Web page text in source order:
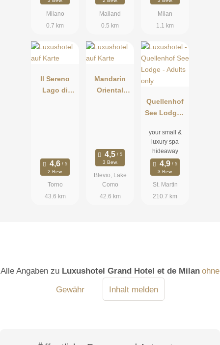
Milano
0.7 km
Mailand
0.5 km
Milan
1.1 km
Il Sereno
Lago di
2 Bew.
Torno
43.6 km
Mandarin
Oriental
3 Bew.
Blevio, Lake
Como
42.6 km
Quellenhof
See Lodge -
your small &
luxury spa
hideaway
3 Bew.
St. Martin
210.7 km
Alle Angaben zu Luxushotel Grand Hotel et de Milan ohne
Gewähr
Inhalt melden